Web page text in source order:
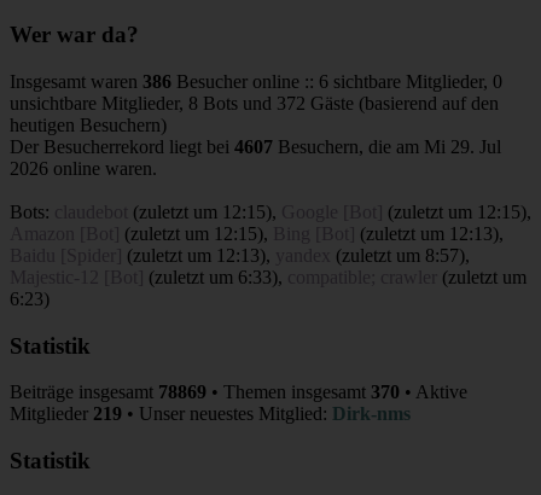
Wer war da?
Insgesamt waren 386 Besucher online :: 6 sichtbare Mitglieder, 0
unsichtbare Mitglieder, 8 Bots und 372 Gäste (basierend auf den
heutigen Besuchern)
Der Besucherrekord liegt bei 4607 Besuchern, die am Mi 29. Jul
2026 online waren.
Bots: (zuletzt um 12:15), (zuletzt um 12:15),
(zuletzt um 12:15), (zuletzt um 12:13),
(zuletzt um 12:13), (zuletzt um 8:57),
(zuletzt um 6:33), (zuletzt um
6:23)
Statistik
Beiträge insgesamt 78869 • Themen insgesamt 370 • Aktive
Mitglieder 219 • Unser neuestes Mitglied: Dirk-nms
Statistik